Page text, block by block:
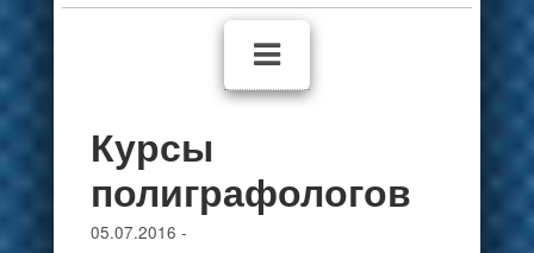
Курсы
полиграфологов
05.07.2016 -